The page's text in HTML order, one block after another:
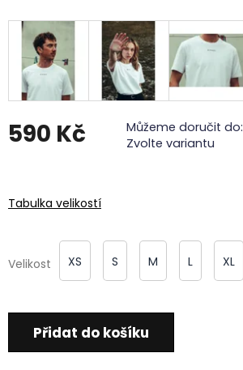
590 Kč
Můžeme doručit do:
Zvolte variantu
Tabulka velikostí
Velikost XS S M L XL
Přidat do košíku